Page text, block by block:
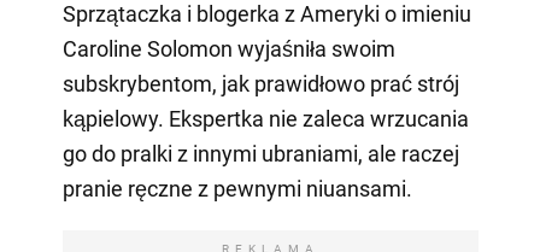
Sprzątaczka i blogerka z Ameryki o imieniu
Caroline Solomon wyjaśniła swoim
subskrybentom, jak prawidłowo prać strój
kąpielowy. Ekspertka nie zaleca wrzucania
go do pralki z innymi ubraniami, ale raczej
pranie ręczne z pewnymi niuansami.
REKLAMA